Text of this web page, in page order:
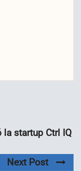
la startup Ctrl IQ
Next Post